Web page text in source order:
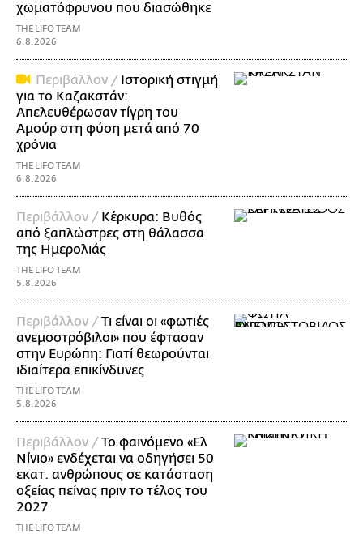
χωματόφρυνου που διασώθηκε
THE LIFO TEAM
6.8.2026
Περιβάλλον / Ιστορική στιγμή
για το Καζακστάν:
Απελευθέρωσαν τίγρη του
Αμούρ στη φύση μετά από 70
χρόνια
THE LIFO TEAM
6.8.2026
Περιβάλλον / Κέρκυρα: Βυθός
από ξαπλώστρες στη θάλασσα
της Ημερολιάς
THE LIFO TEAM
5.8.2026
Περιβάλλον /Τι είναι οι «φωτιές
ανεμοστρόβιλοι» που έφτασαν
στην Ευρώπη: Γιατί θεωρούνται
ιδιαίτερα επικίνδυνες
THE LIFO TEAM
5.8.2026
Περιβάλλον /Το φαινόμενο «Ελ
Νίνιο» ενδέχεται να οδηγήσει 50
εκατ. ανθρώπους σε κατάσταση
οξείας πείνας πριν το τέλος του
2027
THE LIFO TEAM